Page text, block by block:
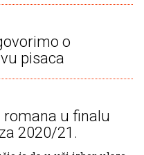
o
pisaca
romana u finalu
2020/21.